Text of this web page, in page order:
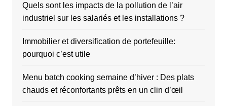
Quels sont les impacts de la pollution de l’air
industriel sur les salariés et les installations ?
Immobilier et diversification de portefeuille:
pourquoi c’est utile
Menu batch cooking semaine d’hiver : Des plats
chauds et réconfortants prêts en un clin d’œil